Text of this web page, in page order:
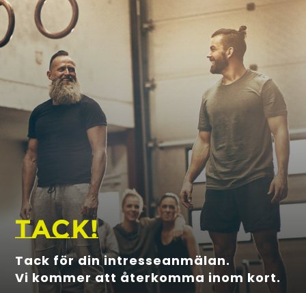
tack!
Tack för din intresseanmälan.
Vi kommer att återkomma inom kort.